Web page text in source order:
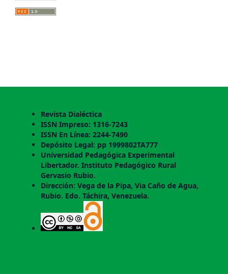
Revista Dialéctica
ISSN Impreso: 1316-7243
ISSN En Línea: 2244-7490
Depósito Legal: pp 1999802TA777
Universidad Pedagógica Experimental
Libertador. Instituto Pedagógico Rural
Gervasio Rubio.
Dirección: Vega de la Pipa, Via Caño de Agua,
Rubio. Edo. Táchira, Venezuela.